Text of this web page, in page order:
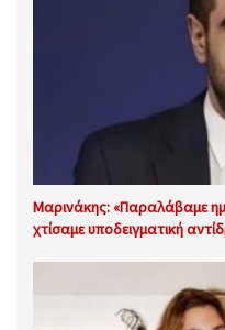
Μαρινάκης: «Παραλάβαμε
χτίσαμε υποδειγματική